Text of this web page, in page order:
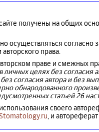
получены на общих
осуществляться согласно
права.
праве и смежных
целях без согласия
согласия автора и без
обнародованного
статьей 26
своего
, и